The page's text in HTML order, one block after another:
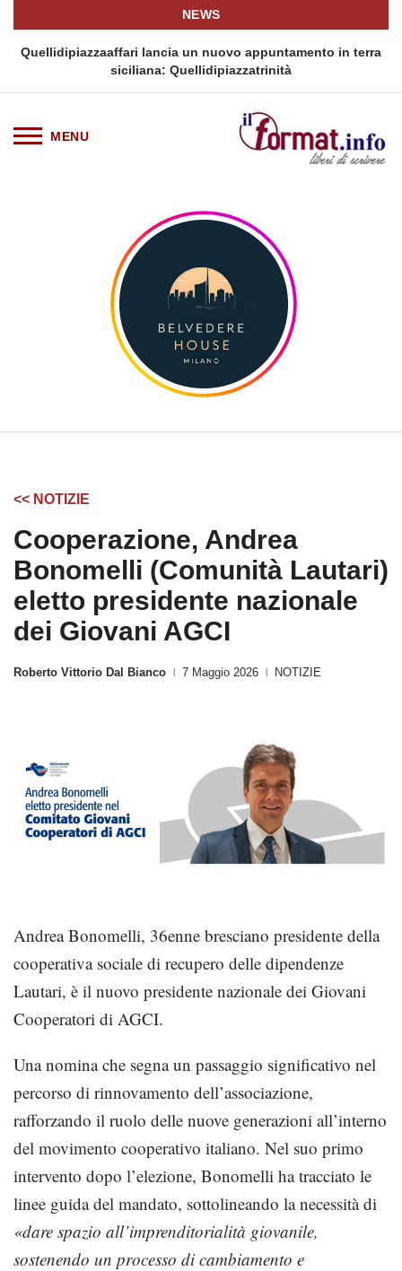
NEWS
Quellidipiazzaaffari lancia un nuovo appuntamento in terra
siciliana: Quellidipiazzatrinità
<< NOTIZIE
Cooperazione, Andrea
Bonomelli (Comunità Lautari)
eletto presidente nazionale
dei Giovani AGCI
Roberto Vittorio Dal Bianco 7 Maggio 2026 NOTIZIE
Andrea Bonomelli, 36enne bresciano presidente della
cooperativa sociale di recupero delle dipendenze
Lautari, è il nuovo presidente nazionale dei Giovani
Cooperatori di AGCI.
Una nomina che segna un passaggio significativo nel
percorso di rinnovamento dell’associazione,
rafforzando il ruolo delle nuove generazioni all’interno
del movimento cooperativo italiano. Nel suo primo
intervento dopo l’elezione, Bonomelli ha tracciato le
linee guida del mandato, sottolineando la necessità di
«dare spazio all’imprenditorialità giovanile,
sostenendo un processo di cambiamento e